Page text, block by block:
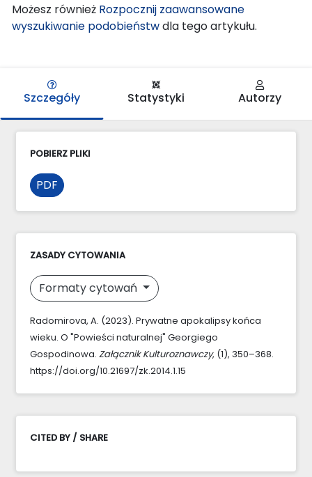
Możesz również Rozpocznij zaawansowane
wyszukiwanie podobieństwdla tego artykułu.
Szczegóły Statystyki Autorzy
POBIERZ PLIKI
PDF
ZASADY CYTOWANIA
Formaty cytowań
Radomirova, A. (2023). Prywatne apokalipsy końca
wieku. O "Powieści naturalnej" Georgiego
Gospodinowa. Załącznik Kulturoznawczy, (1), 350–368.
https://doi.org/10.21697/zk.2014.1.15
CITED BY / SHARE